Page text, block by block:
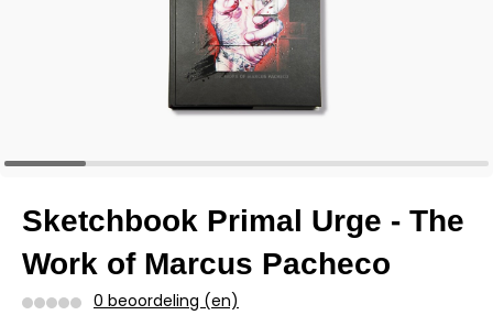
Sketchbook Primal Urge - The
Work of Marcus Pacheco
0 beoordeling (en)